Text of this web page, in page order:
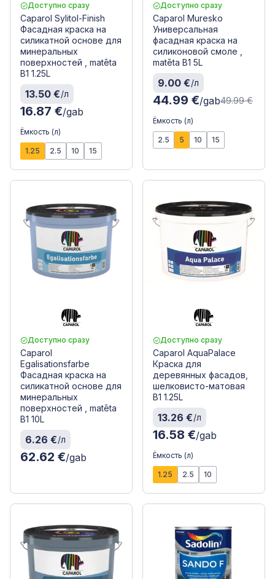
Доступно сразу
Caparol Sylitol-Finish
Фасадная краска на
силикатной основе для
минеральных
поверхностей , matēta
B1 1.25L
13.50 €/л
16.87 €/gab
Ёмкость (л)
1.25 2.5 10 15
Доступно сразу
Caparol Muresko
Универсальная
фасадная краска на
силиконовой смоле ,
matēta B1 5L
9.00 €/л
44.99 €/gab49.99 €
Ёмкость (л)
2.5 5 10 15
Доступно сразу
Caparol
Egalisationsfarbe
Фасадная краска на
силикатной основе для
минеральных
поверхностей , matēta
B1 10L
6.26 €/л
62.62 €/gab
Доступно сразу
Caparol AquaPalace
Краска для
деревянных фасадов,
шелковисто-матовая
B1 1.25L
13.26 €/л
16.58 €/gab
Ёмкость (л)
1.25 2.5 10